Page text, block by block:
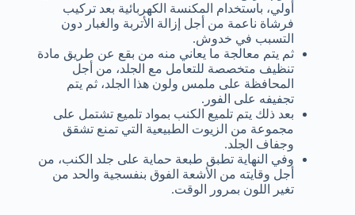
أولي، باستخدام المكنسة الكهربائية بعد تركيب
فرشاة ناعمة من أجل إزالة الأتربة والغبار دون
التسبب في خدوش.
ثم يتم معالجة ما يعاني منه من بقع عن طريق مادة
تنظيف متخصصة للتعامل مع الجلد، من أجل
المحافظة على ملمس ولون هذا الجلد، ثم يتم
تجفيفه على الفور.
بعد ذلك يتم تلميع الكنب بمواد تلميع تشتمل على
مجموعة من الزيوت الطبيعية التي تمنع تشقق
وجفاف الجلد.
وفي النهاية تطبق طبعة حماية على جلد الكنب، من
أجل وقايته من الأشعة الفوق بنفسجية والحد من
تغير اللون بمرور الوقت.